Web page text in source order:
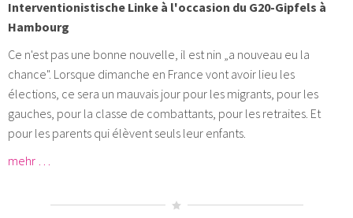
Interventionistische Linke à l'occasion du G20-Gipfels à
Hambourg
Ce n'est pas une bonne nouvelle, il est nin „a nouveau eu la
chance". Lorsque dimanche en France vont avoir lieu les
élections, ce sera un mauvais jour pour les migrants, pour les
gauches, pour la classe de combattants, pour les retraites. Et
pour les parents qui élèvent seuls leur enfants.
mehr …